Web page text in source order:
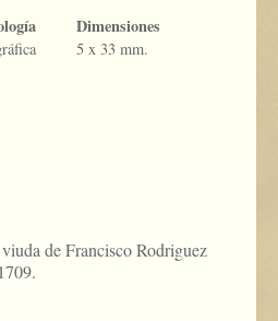
Dimensiones
5 x 33 mm.
de Francisco Rodriguez